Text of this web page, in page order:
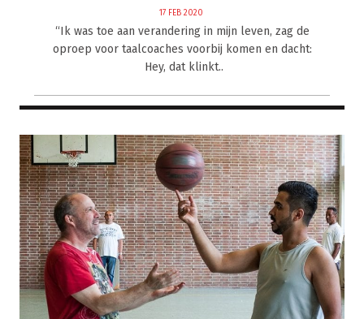
17 FEB 2020
“Ik was toe aan verandering in mijn leven, zag de
oproep voor taalcoaches voorbij komen en dacht:
Hey, dat klinkt..